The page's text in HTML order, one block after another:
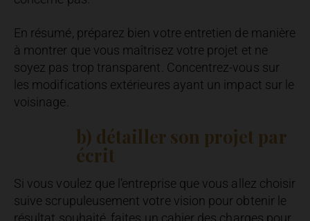
En résumé, préparez bien votre entretien de manière
à montrer que vous maîtrisez votre projet et ne
soyez pas trop transparent. Concentrez-vous sur
les modifications extérieures ayant un impact sur le
voisinage.
b) détailler son projet par
écrit
Si vous voulez que l’entreprise que vous allez choisir
suive scrupuleusement votre vision pour obtenir le